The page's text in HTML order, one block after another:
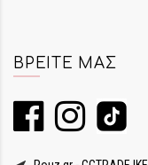
ΒΡΕΊΤΕ ΜΑΣ